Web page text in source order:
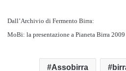
Dall’Archivio di Fermento Birra:
MoBi: la presentazione a Pianeta Birra 2009
Assobirra